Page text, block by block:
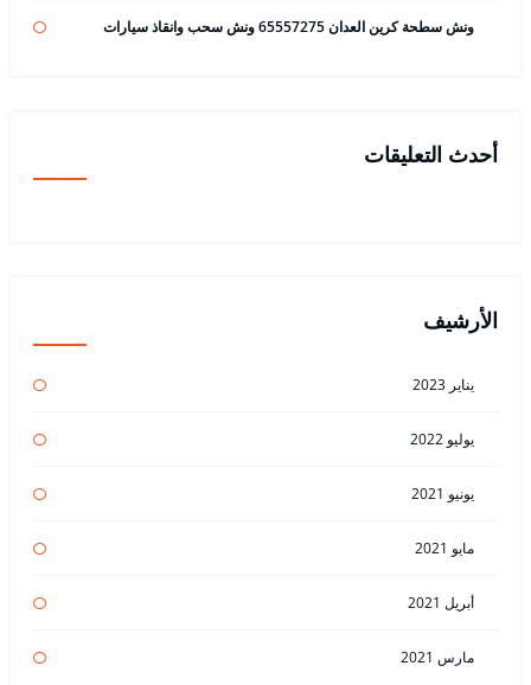
ونش سطحة كرين العدان 65557275 ونش سحب وانقاذ سيارات
أحدث التعليقات
الأرشيف
يناير 2023
يوليو 2022
يونيو 2021
مايو 2021
أبريل 2021
مارس 2021